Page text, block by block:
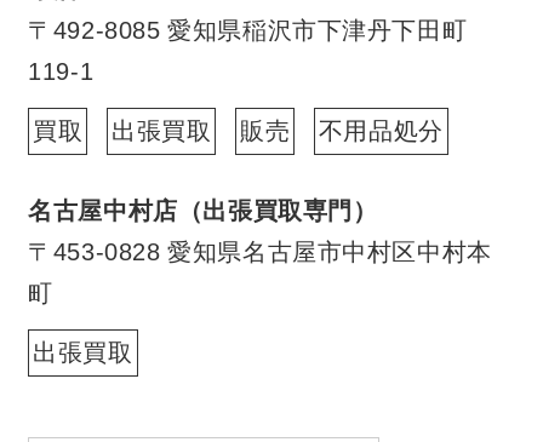
〒492-8085 愛知県稲沢市下津丹下田町
119-1
買取 出張買取 販売 不用品処分
名古屋中村店（出張買取専門）
〒453-0828 愛知県名古屋市中村区中村本
町
出張買取